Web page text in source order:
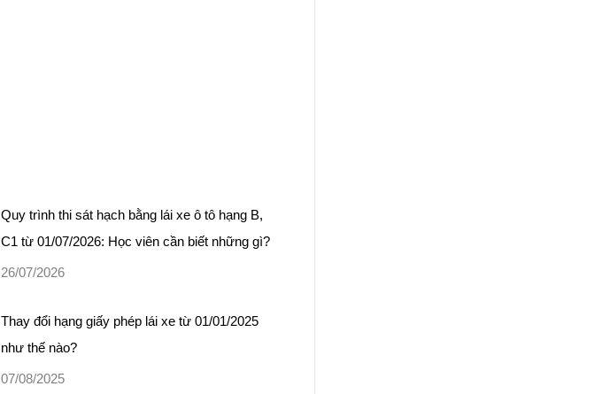
Quy trình thi sát hạch bằng lái xe ô tô hạng B,
C1 từ 01/07/2026: Học viên cần biết những gì?
26/07/2026
Thay đổi hạng giấy phép lái xe từ 01/01/2025
như thế nào?
07/08/2025